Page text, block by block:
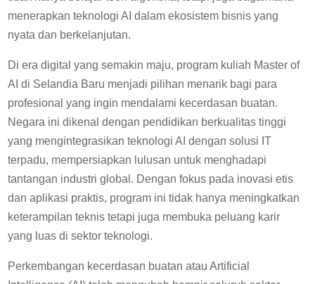
menerapkan teknologi AI dalam ekosistem bisnis yang
nyata dan berkelanjutan.
Di era digital yang semakin maju, program kuliah Master of
AI di Selandia Baru menjadi pilihan menarik bagi para
profesional yang ingin mendalami kecerdasan buatan.
Negara ini dikenal dengan pendidikan berkualitas tinggi
yang mengintegrasikan teknologi AI dengan solusi IT
terpadu, mempersiapkan lulusan untuk menghadapi
tantangan industri global. Dengan fokus pada inovasi etis
dan aplikasi praktis, program ini tidak hanya meningkatkan
keterampilan teknis tetapi juga membuka peluang karir
yang luas di sektor teknologi.
Perkembangan kecerdasan buatan atau Artificial